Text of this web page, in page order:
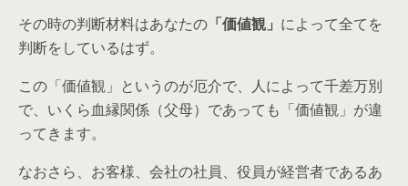
その時の判断材料はあなたの 「価値観」 によって全てを
判断をしているはず。
この「価値観」というのが厄介で、人によって千差万別
で、いくら血縁関係（父母）であっても「価値観」が違
ってきます。
なおさら、お客様、会社の社員、役員が経営者であるあ